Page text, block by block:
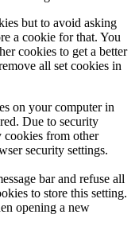
but to avoid asking
a cookie for that. You
cookies to get a better
all set cookies in
on your computer in
Due to security
cookies from other
security settings.
bar and refuse all
to store this setting.
opening a new